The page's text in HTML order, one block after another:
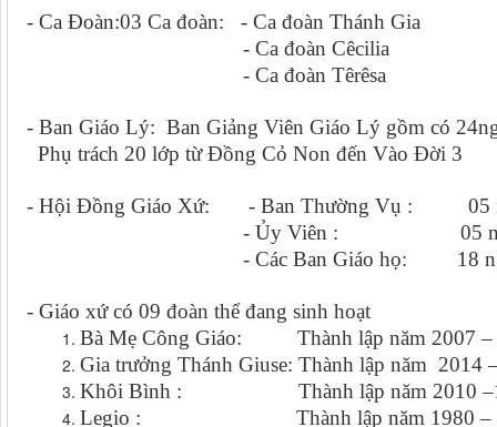
- Ca Đoàn:03 Ca đoàn: - Ca đoàn Thánh Gia
- Ca đoàn Cêcilia
- Ca đoàn Têrêsa
- Ban Giáo Lý: Ban Giảng Viên Giáo Lý gồm có
Phụ trách 20 lớp từ Đồng Cỏ Non đến Vào Đời 3
- Hội Đồng Giáo Xứ: - Ban Thường Vụ : 05
- Ủy Viên : 05
- Các Ban Giáo họ: 18
- Giáo xứ có 09 đoàn thể đang sinh hoạt
Bà Mẹ Công Giáo: Thành lập năm 2007 –
Gia trưởng Thánh Giuse: Thành lập năm
Khôi Bình : Thành lập năm 2010
Legio : Thành lập năm 1980 –